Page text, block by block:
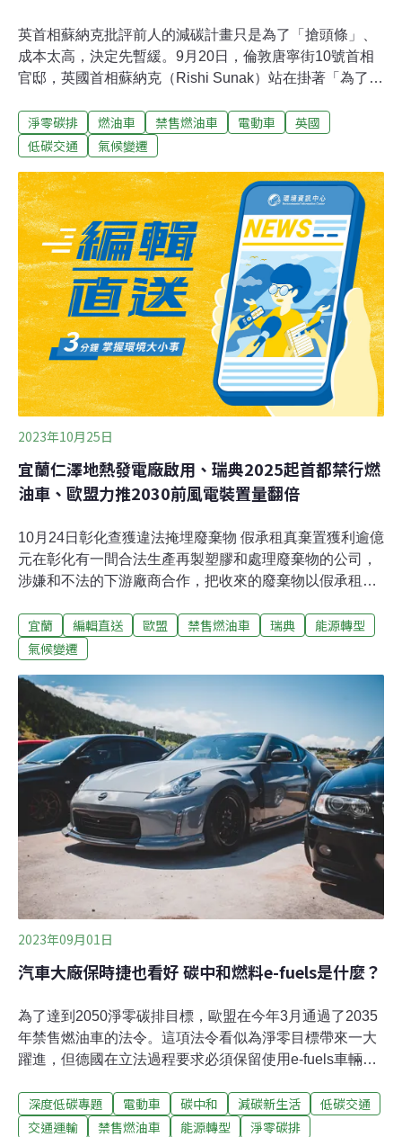
英首相蘇納克批評前人的減碳計畫只是為了「搶頭條」、
成本太高，決定先暫緩。9月20日，倫敦唐寧街10號首相
官邸，英國首相蘇納克（Rishi Sunak）站在掛著「為了更
布，禁售燃油車的政策延後5年，推遲到2035年，因為該
目標給民眾帶來了「無法接受的成本」。英相政策急轉
手和產業界的全面圍剿。同一天，有「氣候國王」美名的
英王查爾斯三世首次出訪法國，力推氣候融資和生物多樣
性；蘇納克自己的英國氣候部長，正在紐約參加聯合國氣
候雄心峰會。消息一出，讓兩人情何以堪。蘇納克：油車
換電動車會讓經濟萎縮蘇納克在講台上砲轟，英國過去的
減碳計畫只是為了「搶頭條」，但考慮不周，也未經充分
辯論。他說，要民眾把舊的燃油車換成電動車，必須說服
他們這是正確，而且可以負擔的事情。面臨當前萬價齊
漲，經濟萎縮，「至少現在，應該由身
淨零碳排 燃油車 禁售燃油車 電動車
英國
低碳交通
氣候變遷
2023年10月25日
宜蘭仁澤地熱發電廠啟用、瑞典2025起首都禁行燃
油車、歐盟力推2030前風電裝置量翻倍
10月24日彰化查獲違法掩埋廢棄物 假承租真棄置獲利逾億
元在彰化有一間合法生產再製塑膠和處理廢棄物的公司，
涉嫌和不法的下游廠商合作，把收來的廢棄物以假承租、
環境部提醒，工廠倉庫的地主或房東，如果有人長期承
租，而且一次性給付租金，就要小心是否成為棄置點。
電1200戶政府力推再生能源，台電宜蘭仁澤地熱發電廠，
在24日上午正式商轉啟用，預計每年可發470萬度電，提
供1200戶、約三分之二個大同鄉的年發電量。台電表示，
全台有11處地點，正在開發地熱發電，其中宜蘭有3處地
點，除了清水、仁澤電廠陸續商轉，後續還有1座地熱發
電廠正在興建中。（公視報導）
宜蘭 編輯直送 歐盟 禁售燃油車 瑞典
能源轉型
氣候變遷
2023年09月01日
汽車大廠保時捷也看好 碳中和燃料e-fuels是什麼？
為了達到2050淨零碳排目標，歐盟在今年3月通過了2035
年禁售燃油車的法令。這項法令看似為淨零目標帶來一大
躍進，但德國在立法過程要求必須保留使用e-fuels車輛的
1/4，歐盟理事會（European Council）今年3月通過了禁
售燃油車的法令。2035年起，將不能再販售使用傳統內燃
深度低碳專題 電動車 碳中和 減碳新生活
低碳交通
交通運輸
禁售燃油車 能源轉型 淨零碳排